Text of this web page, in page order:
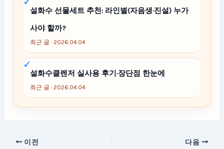
설화수 선물세트 추천: 라인별(자음생·진설) 누가
사야 할까?
최근 글 · 2026.04.04
설화수클렌저 실사용 후기·장단점 한눈에
최근 글 · 2026.04.04
이전 다음